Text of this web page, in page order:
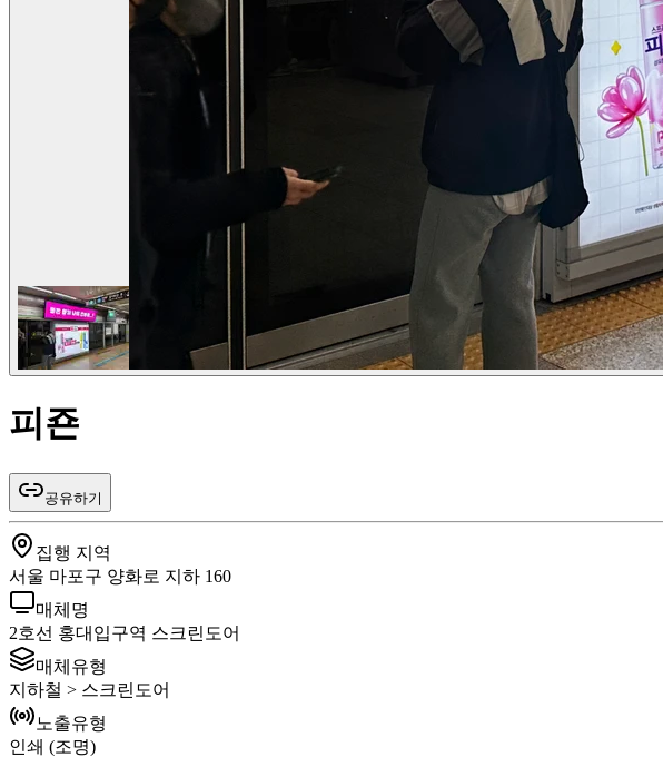
피죤
공유하기
집행 지역
서울 마포구 양화로 지하 160
매체명
2호선 홍대입구역 스크린도어
매체유형
지하철 > 스크린도어
노출유형
인쇄 (조명)